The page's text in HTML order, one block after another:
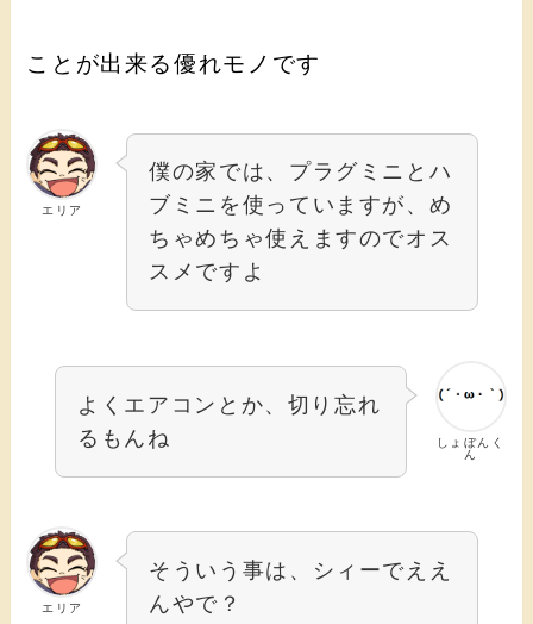
ことが出来る優れモノです
エリア
僕の家では、プラグミニとハ
ブミニを使っていますが、め
ちゃめちゃ使えますのでオス
スメですよ
しょぼんく
ん
よくエアコンとか、切り忘れ
るもんね
エリア
そういう事は、シィーでええ
んやで？